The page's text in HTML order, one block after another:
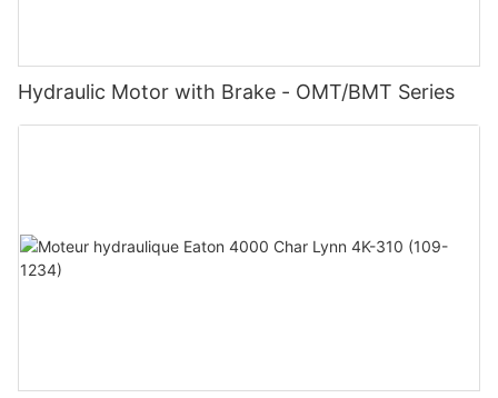
Hydraulic Motor with Brake - OMT/BMT Series